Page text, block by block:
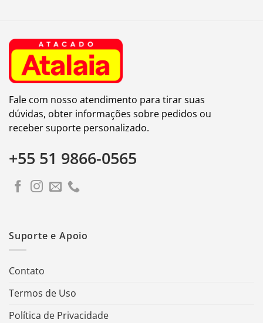
Fale com nosso atendimento para tirar suas
dúvidas, obter informações sobre pedidos ou
receber suporte personalizado.
+55 51 9866-0565
Suporte e Apoio
Contato
Termos de Uso
Política de Privacidade